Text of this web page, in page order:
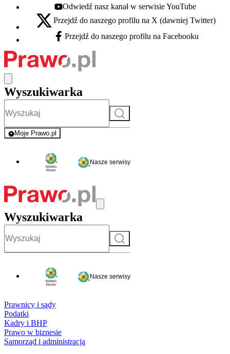
Youtube - otwiera się w nowej karcie
Odwiedź nasz kanał w serwisie YouTube
X - otwiera się w nowej karcie
Przejdź do naszego profilu na X (dawniej Twitter)
Facebook - otwiera się w nowej karcie
Przejdź do naszego profilu na Facebooku
Wyszukiwarka
Szukaj
Moje Prawo.pl
- rejestracja i logowanie do serwisu
Nasze serwisy
Wyszukiwarka
Szukaj
Nasze serwisy
Prawnicy i sądy
Podatki
Kadry i BHP
Prawo w biznesie
Samorząd i administracja